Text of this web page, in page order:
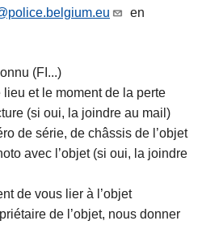
en
(FI...)
et le moment de la perte
(si oui, la joindre au mail)
de série, de châssis de l’objet
avec l’objet (si oui, la joindre
de vous lier à l’objet
de l’objet, nous donner